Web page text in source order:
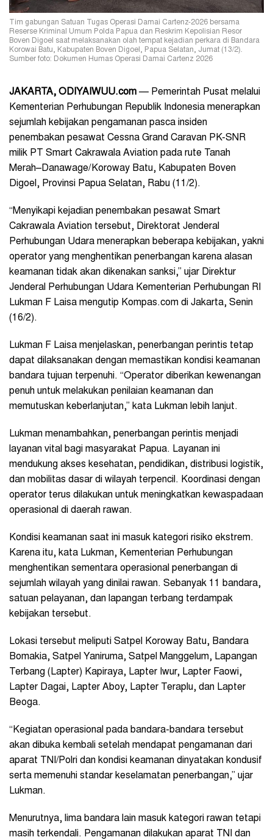
Tim gabungan Satuan Tugas Operasi Damai Cartenz-2026 bersama
Reserse Kriminal Umum Polda Papua dan Reskrim Kepolisian Resor
Boven Digoel saat melaksanakan olah tempat kejadian perkara di Bandara
Korowai Batu, Kabupaten Boven Digoel, Papua Selatan, Jumat (13/2).
Sumber foto: Dokumen Humas Operasi Damai Cartenz 2026
JAKARTA, ODIYAIWUU.com — Pemerintah Pusat melalui
Kementerian Perhubungan Republik Indonesia menerapkan
sejumlah kebijakan pengamanan pasca insiden
penembakan pesawat Cessna Grand Caravan PK-SNR
milik PT Smart Cakrawala Aviation pada rute Tanah
Merah–Danawage/Koroway Batu, Kabupaten Boven
Digoel, Provinsi Papua Selatan, Rabu (11/2).
“Menyikapi kejadian penembakan pesawat Smart
Cakrawala Aviation tersebut, Direktorat Jenderal
Perhubungan Udara menerapkan beberapa kebijakan, yakni
operator yang menghentikan penerbangan karena alasan
keamanan tidak akan dikenakan sanksi,” ujar Direktur
Jenderal Perhubungan Udara Kementerian Perhubungan RI
Lukman F Laisa mengutip Kompas.com di Jakarta, Senin
(16/2).
Lukman F Laisa menjelaskan, penerbangan perintis tetap
dapat dilaksanakan dengan memastikan kondisi keamanan
bandara tujuan terpenuhi. “Operator diberikan kewenangan
penuh untuk melakukan penilaian keamanan dan
memutuskan keberlanjutan,” kata Lukman lebih lanjut.
Lukman menambahkan, penerbangan perintis menjadi
layanan vital bagi masyarakat Papua. Layanan ini
mendukung akses kesehatan, pendidikan, distribusi logistik,
dan mobilitas dasar di wilayah terpencil. Koordinasi dengan
operator terus dilakukan untuk meningkatkan kewaspadaan
operasional di daerah rawan.
Kondisi keamanan saat ini masuk kategori risiko ekstrem.
Karena itu, kata Lukman, Kementerian Perhubungan
menghentikan sementara operasional penerbangan di
sejumlah wilayah yang dinilai rawan. Sebanyak 11 bandara,
satuan pelayanan, dan lapangan terbang terdampak
kebijakan tersebut.
Lokasi tersebut meliputi Satpel Koroway Batu, Bandara
Bomakia, Satpel Yaniruma, Satpel Manggelum, Lapangan
Terbang (Lapter) Kapiraya, Lapter Iwur, Lapter Faowi,
Lapter Dagai, Lapter Aboy, Lapter Teraplu, dan Lapter
Beoga.
“Kegiatan operasional pada bandara-bandara tersebut
akan dibuka kembali setelah mendapat pengamanan dari
aparat TNI/Polri dan kondisi keamanan dinyatakan kondusif
serta memenuhi standar keselamatan penerbangan,” ujar
Lukman.
Menurutnya, lima bandara lain masuk kategori rawan tetapi
masih terkendali. Pengamanan dilakukan aparat TNI dan